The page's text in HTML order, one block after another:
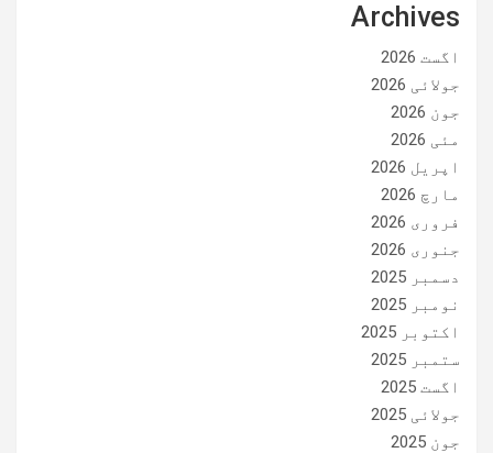
Archives
اگست 2026
جولائی 2026
جون 2026
مئی 2026
اپریل 2026
مارچ 2026
فروری 2026
جنوری 2026
دسمبر 2025
نومبر 2025
اکتوبر 2025
ستمبر 2025
اگست 2025
جولائی 2025
جون 2025